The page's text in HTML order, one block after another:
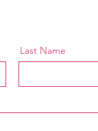
Last Name